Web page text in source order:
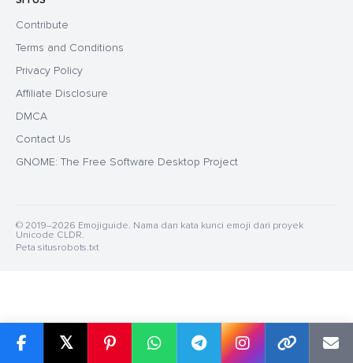
𝕏
Contribute
Terms and Conditions
Privacy Policy
Affiliate Disclosure
DMCA
Contact Us
GNOME: The Free Software Desktop Project
© 2019–2026 Emojiguide. Nama dan kata kunci emoji dari proyek
Unicode CLDR.
Peta situsrobots.txt